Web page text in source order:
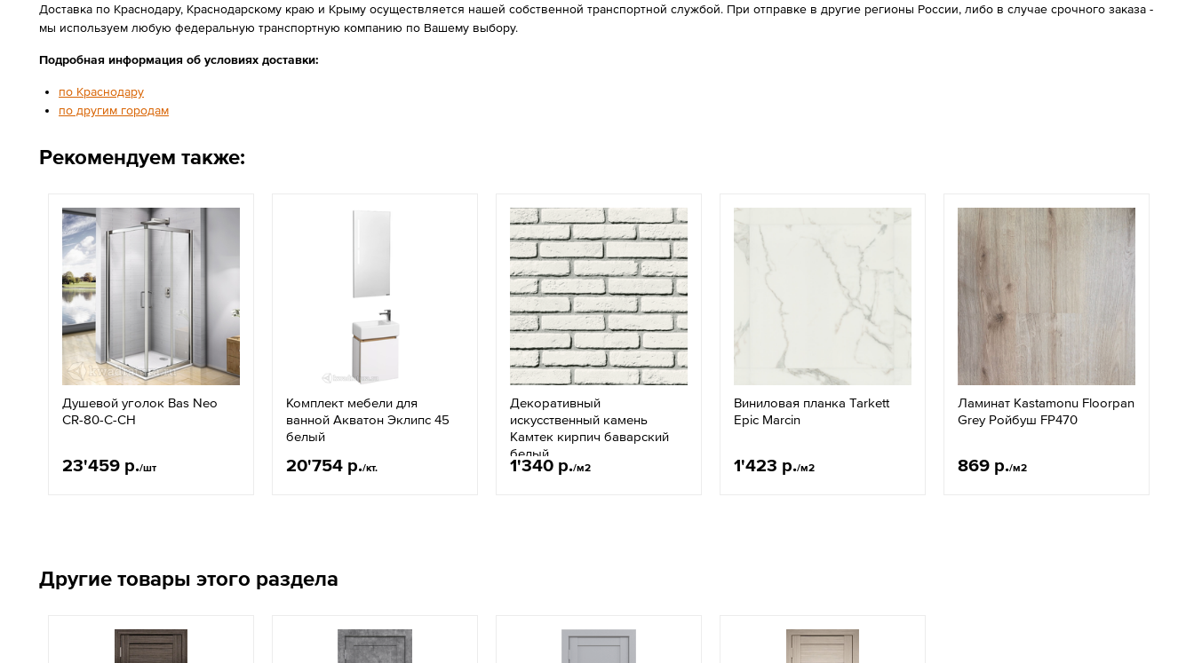
Доставка по Краснодару, Краснодарскому краю и Крыму осуществляется нашей собственной транспортной службой. При отправке в другие регионы России, либо в случае срочного заказа -
мы используем любую федеральную транспортную компанию по Вашему выбору.
Подробная информация об условиях доставки:
по Краснодару
по другим городам
Рекомендуем также:
Душевой уголок Bas Neo
CR-80-C-CH
23'459 р./шт
Комплект мебели для
ванной Акватон Эклипс 45
белый
20'754 р./кт.
Декоративный
искусственный камень
Камтек кирпич баварский
белый
1'340 р./м2
Виниловая планка Tarkett
Epic Marcin
1'423 р./м2
Ламинат Kastamonu Floorpan
Grey Ройбуш FP470
869 р./м2
Другие товары этого раздела